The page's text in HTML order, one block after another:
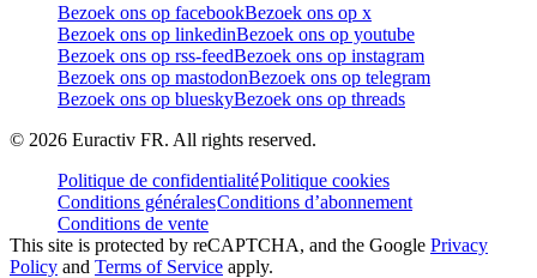
Bezoek ons op facebookBezoek ons op x
Bezoek ons op linkedinBezoek ons op youtube
Bezoek ons op rss-feedBezoek ons op instagram
Bezoek ons op mastodonBezoek ons op telegram
Bezoek ons op blueskyBezoek ons op threads
© 2026 Euractiv FR. All rights reserved.
Politique de confidentialitéPolitique cookies
Conditions généralesConditions d’abonnement
Conditions de vente
This site is protected by reCAPTCHA, and the Google Privacy
Policy and Terms of Service apply.